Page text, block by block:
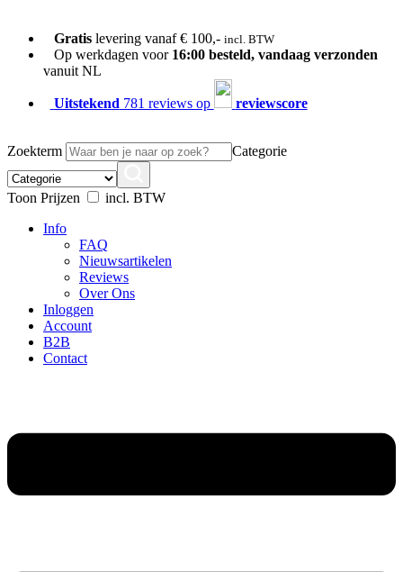
Gratislevering vanaf € 100,- incl. BTW
Op werkdagen voor 16:00 besteld, vandaag verzonden
vanuit NL
Uitstekend 781 reviews op reviewscore
Zoekterm Categorie
Toon Prijzen
incl. BTW
Info
FAQ
Nieuwsartikelen
Reviews
Over Ons
Inloggen
Account
B2B
Contact